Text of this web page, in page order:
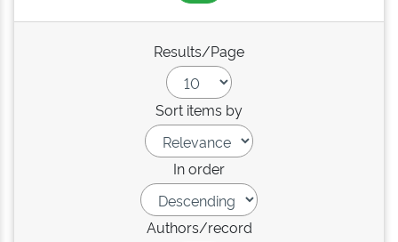
Results/Page
Sort items by
In order
Authors/record